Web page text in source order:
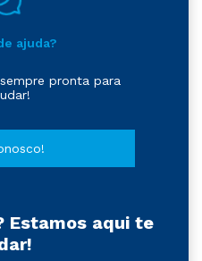
ajuda?
pronta para
Estamos aqui te